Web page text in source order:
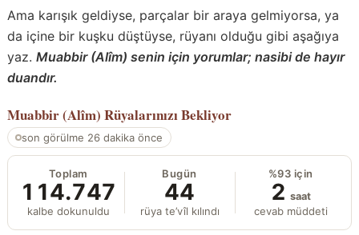
Ama karışık geldiyse, parçalar bir araya gelmiyorsa, ya
da içine bir kuşku düştüyse, rüyanı olduğu gibi aşağıya
yaz. Muabbir (Alîm) senin için yorumlar; nasibi de hayır
duandır.
Muabbir (Alîm) Rüyalarınızı Bekliyor
son görülme 26 dakika önce
Toplam
114.747
kalbe dokunuldu
Bugün
44
rüya te’vîl kılındı
%93 için
2 saat
cevab müddeti